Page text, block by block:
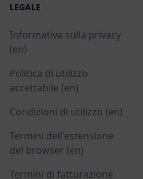
LEGALE
Informativa sulla privacy
(en)
Politica di utilizzo
accettabile (en)
Condizioni di utilizzo (en)
Termini dell'estensione
del browser (en)
Termini di fatturazione